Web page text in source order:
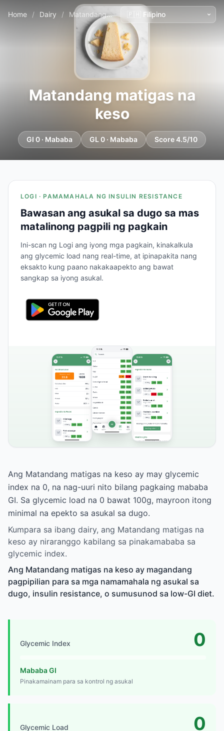
Home / Dairy / Matandang matigas na keso
Matandang matigas na
keso
GI 0 · Mababa GL 0 · Mababa Score 4.5/10
LOGI · PAMAMAHALA NG INSULIN RESISTANCE
Bawasan ang asukal sa dugo sa mas
matalinong pagpili ng pagkain
Ini-scan ng Logi ang iyong mga pagkain, kinakalkula
ang glycemic load nang real-time, at ipinapakita nang
eksakto kung paano nakakaapekto ang bawat
sangkap sa iyong asukal.
Ang Matandang matigas na keso ay may glycemic
index na 0, na nag-uuri nito bilang pagkaing mababa
GI. Sa glycemic load na 0 bawat 100g, mayroon itong
minimal na epekto sa asukal sa dugo.
Kumpara sa ibang dairy, ang Matandang matigas na
keso ay niraranggo kabilang sa pinakamababa sa
glycemic index.
Ang Matandang matigas na keso ay magandang
pagpipilian para sa mga namamahala ng asukal sa
dugo, insulin resistance, o sumusunod sa low-GI diet.
Glycemic Index 0
Mababa GI
Pinakamainam para sa kontrol ng asukal
Glycemic Load 0